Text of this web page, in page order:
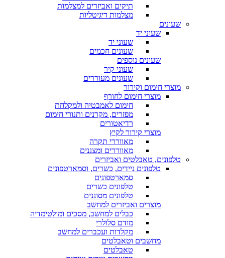
תיקים ואביזרים למצלמות
מצלמות דיגיטליות
שעונים
שעוני יד
שעוני יד
שעונים חכמים
שעונים נוספים
שעוני קיר
שעונים מעוררים
מוצרי חימום וקירור
מוצרי חימום לחורף
חימום לאמבטיה ולמקלחת
מפזרים, מקרנים ותנורי חימום
רדיאטורים
מוצרי קירור לקיץ
מאווררי תקרה
מאווררים ומצננים
טלפונים, טאבלטים ואביזרים
טלפונים ניידים, כשרים, וסמארטפונים
סמארטפונים
טלפונים כשרים
טלפונים מסוננים
מוצרים ואביזרים למחשב
כבלים למחשב, מסכים ומולטימדיה
מודם סלולרי
מקלדות ועכברים למחשב
מחשבים וטאבלטים
טאבלטים